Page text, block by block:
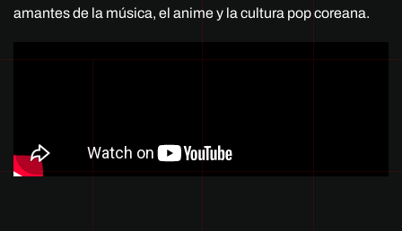
amantes de la música, el anime y la cultura pop coreana.